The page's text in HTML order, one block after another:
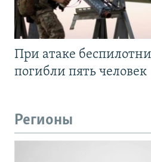
При атаке
погибли пять человек
Регионы